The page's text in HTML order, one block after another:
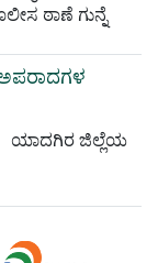
ಠಾಣೆ ಗುನ್ನೆ
2021